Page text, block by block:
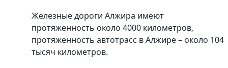
Железные дороги Алжира имеют
протяженность около 4000 километров,
протяженность автотрасс в Алжире – около 104
тысяч километров.